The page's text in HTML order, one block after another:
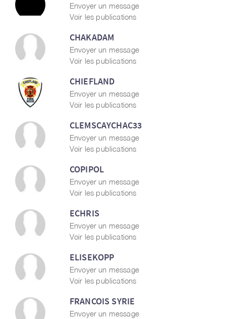
Envoyer un message
Voir les publications
CHAKADAM
Envoyer un message
Voir les publications
CHIEFLAND
Envoyer un message
Voir les publications
CLEMSCAYCHAC33
Envoyer un message
Voir les publications
COPIPOL
Envoyer un message
Voir les publications
ECHRIS
Envoyer un message
Voir les publications
ELISEKOPP
Envoyer un message
Voir les publications
FRANCOIS SYRIE
Envoyer un message